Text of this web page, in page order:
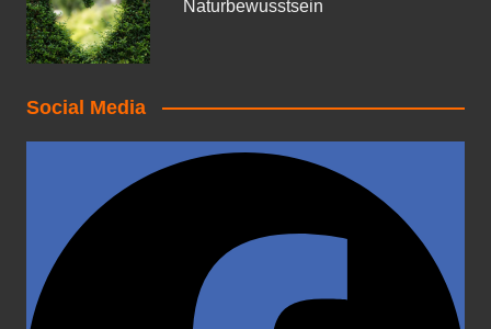
Naturbewusstsein
Social Media